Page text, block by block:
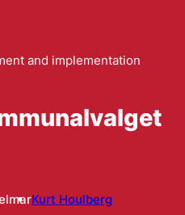
and implementation
Kurt Houlberg